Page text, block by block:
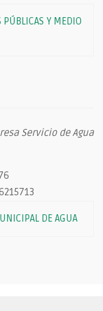
Y MEDIO
Servicio de Agua
DE AGUA